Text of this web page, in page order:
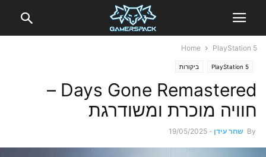
Home PlayStation 5
PlayStation 5 ביקורות
Days Gone Remastered –
חוויה מוכרת ומשודרגת
By שחר עידן -
19/05/2025